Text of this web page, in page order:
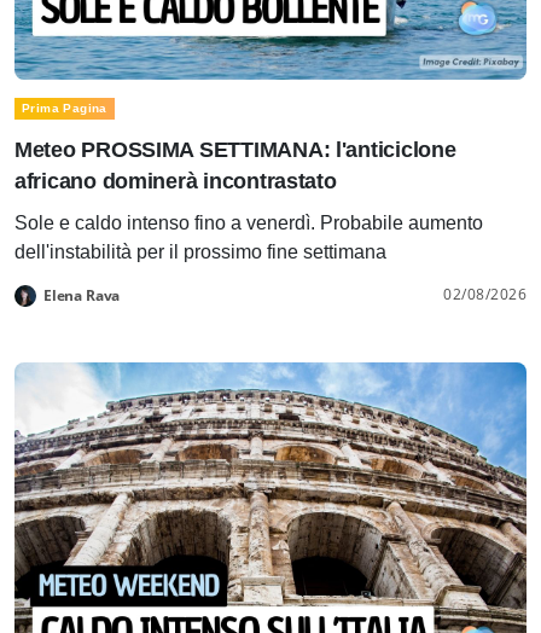
Prima Pagina
Meteo PROSSIMA SETTIMANA: l'anticiclone
africano dominerà incontrastato
Sole e caldo intenso fino a venerdì. Probabile aumento
dell'instabilità per il prossimo fine settimana
Elena Rava 02/08/2026